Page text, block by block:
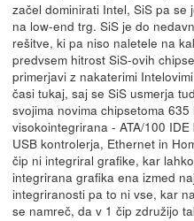
začel dominirati Intel, SiS pa se
na low-end trg. SiS je do
rešitve, ki pa niso naletele na
predvsem hitrost SiS-ovih
primerjavi z nakaterimi
časi tukaj, saj se SiS usmerja
svojima novima chipsetoma
visokointegrirana - ATA/100
USB kontrolerja, Ethernet in
čip ni integriral grafike, kar
integrirana grafika ena izmed
integriranosti pa to ni vse, kar
se namreč, da v 1 čip združijo